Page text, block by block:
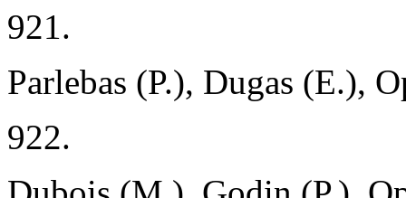
921.
Parlebas (P.), Dugas (E.),
922.